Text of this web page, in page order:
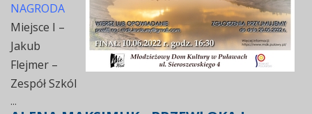
NAGRODA
Miejsce I –
Jakub
Flejmer –
Zespół Szkól
...